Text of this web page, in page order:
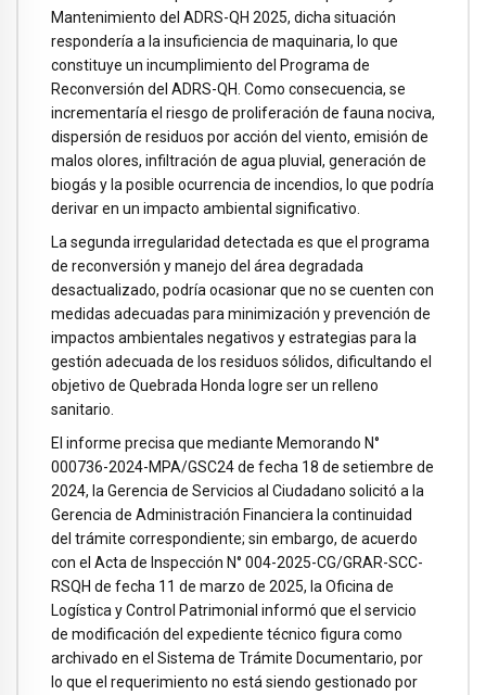
Mantenimiento del ADRS-QH 2025, dicha situación
respondería a la insuficiencia de maquinaria, lo que
constituye un incumplimiento del Programa de
Reconversión del ADRS-QH. Como consecuencia, se
incrementaría el riesgo de proliferación de fauna nociva,
dispersión de residuos por acción del viento, emisión de
malos olores, infiltración de agua pluvial, generación de
biogás y la posible ocurrencia de incendios, lo que podría
derivar en un impacto ambiental significativo.
La segunda irregularidad detectada es que el programa
de reconversión y manejo del área degradada
desactualizado, podría ocasionar que no se cuenten con
medidas adecuadas para minimización y prevención de
impactos ambientales negativos y estrategias para la
gestión adecuada de los residuos sólidos, dificultando el
objetivo de Quebrada Honda logre ser un relleno
sanitario.
El informe precisa que mediante Memorando N°
000736-2024-MPA/GSC24 de fecha 18 de setiembre de
2024, la Gerencia de Servicios al Ciudadano solicitó a la
Gerencia de Administración Financiera la continuidad
del trámite correspondiente; sin embargo, de acuerdo
con el Acta de Inspección N° 004-2025-CG/GRAR-SCC-
RSQH de fecha 11 de marzo de 2025, la Oficina de
Logística y Control Patrimonial informó que el servicio
de modificación del expediente técnico figura como
archivado en el Sistema de Trámite Documentario, por
lo que el requerimiento no está siendo gestionado por